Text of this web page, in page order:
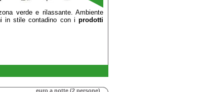
verde e rilassante. Ambiente
in stile contadino con i prodotti
euro a notte (2 persone)